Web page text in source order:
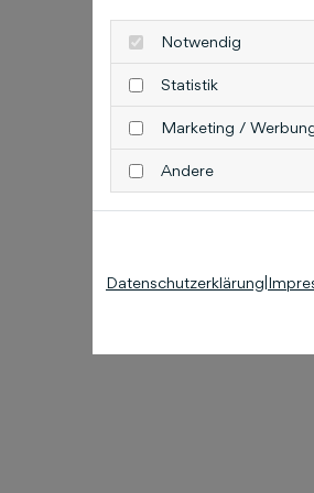
Notwendig
Statistik
Marketing /
Andere
Datenschutzerklärung